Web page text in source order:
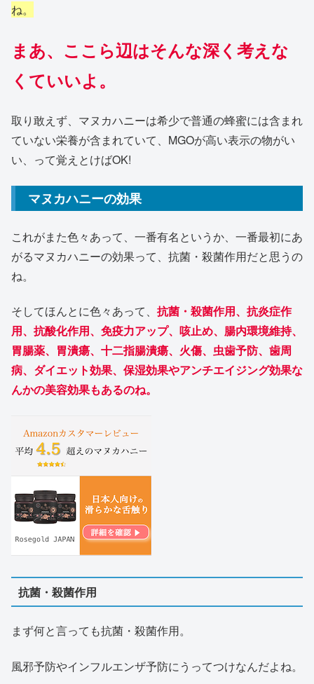
ね。
まあ、ここら辺はそんな深く考えな
くていいよ。
取り敢えず、マヌカハニーは希少で普通の蜂蜜には含まれ
ていない栄養が含まれていて、MGOが高い表示の物がい
い、って覚えとけばOK!
マヌカハニーの効果
これがまた色々あって、一番有名というか、一番最初にあ
がるマヌカハニーの効果って、抗菌・殺菌作用だと思うの
ね。
そしてほんとに色々あって、 抗菌・殺菌作用、抗炎症作
用、抗酸化作用、免疫力アップ、咳止め、腸内環境維持、
胃腸薬、胃潰瘍、十二指腸潰瘍、火傷、虫歯予防、歯周
病、ダイエット効果、保湿効果やアンチエイジング効果な
んかの美容効果もあるのね。
抗菌・殺菌作用
まず何と言っても抗菌・殺菌作用。
風邪予防やインフルエンザ予防にうってつけなんだよね。